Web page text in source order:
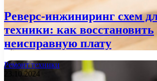
Реверс-инжиниринг схем
техники: как восстановить
неисправную плату
Ремонт техники
23.10.2024